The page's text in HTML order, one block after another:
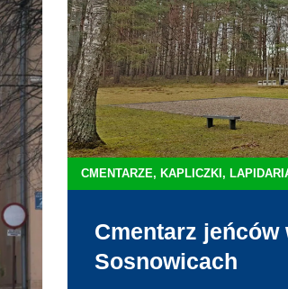
CMENTARZE, KAPLICZKI,
Cmentarz jeńców
Sosnowicach